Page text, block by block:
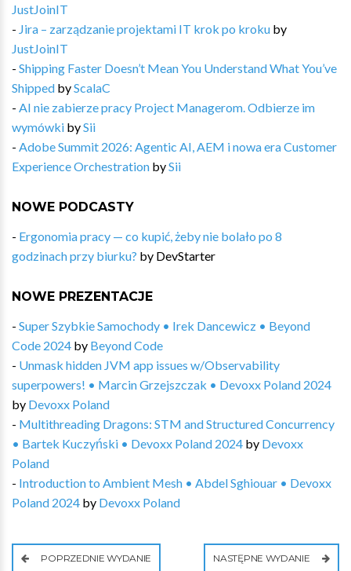
JustJoinIT
- Jira – zarządzanie projektami IT krok po kroku by
JustJoinIT
- Shipping Faster Doesn’t Mean You Understand What You’ve
Shipped byScalaC
- AI nie zabierze pracy Project Managerom. Odbierze im
wymówki bySii
- Adobe Summit 2026: Agentic AI, AEM i nowa era Customer
Experience Orchestration bySii
NOWE PODCASTY
- Ergonomia pracy — co kupić, żeby nie bolało po 8
godzinach przy biurku? by DevStarter
NOWE PREZENTACJE
- Super Szybkie Samochody • Irek Dancewicz • Beyond
Code 2024 by Beyond Code
- Unmask hidden JVM app issues w/Observability
superpowers! • Marcin Grzejszczak • Devoxx Poland 2024
by Devoxx Poland
- Multithreading Dragons: STM and Structured Concurrency
• Bartek Kuczyński • Devoxx Poland 2024 by Devoxx
Poland
- Introduction to Ambient Mesh • Abdel Sghiouar • Devoxx
Poland 2024 by Devoxx Poland
POPRZEDNIE WYDANIE NASTĘPNE WYDANIE